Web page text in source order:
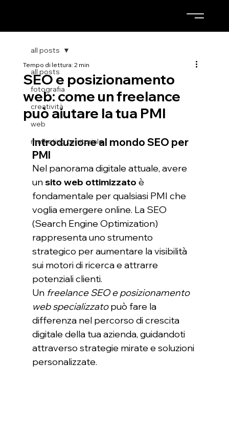
all posts
fotografia
creatività
web
marketing territoriale
all posts
SEO e posizionamento
web: come un freelance
può aiutare la tua PMI
Tempo di lettura: 2 min
Introduzione al mondo SEO per
PMI
Nel panorama digitale attuale, avere
un sito web ottimizzato è
fondamentale per qualsiasi PMI che
voglia emergere online. La SEO
(Search Engine Optimization)
rappresenta uno strumento
strategico per aumentare la visibilità
sui motori di ricerca e attrarre
potenziali clienti.
Un freelance SEO e posizionamento
web specializzato può fare la
differenza nel percorso di crescita
digitale della tua azienda, guidandoti
attraverso strategie mirate e soluzioni
personalizzate.